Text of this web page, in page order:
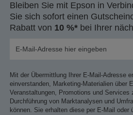
Bleiben Sie mit Epson in
Sie sich sofort einen
Rabatt von 10 %* bei Ihrer
Mit der Übermittlung Ihrer E-Mail-Adresse
einverstanden, Marketing-Materialien über
Veranstaltungen, Promotions und Services
Durchführung von Marktanalysen und
können. Sie erhalten diese per E-Mail oder